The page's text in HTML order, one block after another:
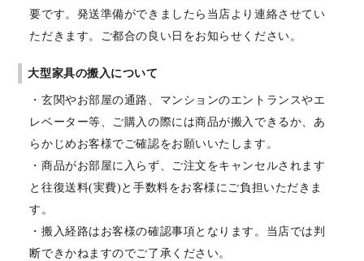
要です。発送準備ができましたら当店より連絡させてい
ただきます。ご都合の良い日をお知らせください。
大型家具の搬入について
・玄関やお部屋の通路、マンションのエントランスやエ
レベーター等、ご購入の際には商品が搬入できるか、あ
らかじめお客様でご確認をお願いいたします。
・商品がお部屋に入らず、ご注文をキャンセルされます
と往復送料(実費)と手数料をお客様にご負担いただきま
す。
・搬入経路はお客様の確認事項となります。当店では判
断できかねますのでご了承ください。